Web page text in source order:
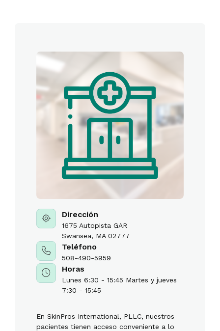
Dirección
1675 Autopista GAR
Swansea, MA 02777
Teléfono
508-490-5959
Horas
Lunes 6:30 - 15:45 Martes y jueves
7:30 - 15:45
En SkinPros International, PLLC, nuestros
pacientes tienen acceso conveniente a lo